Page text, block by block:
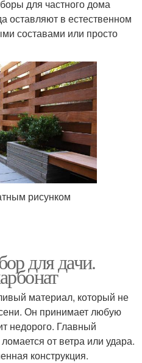
для частного дома
оставляют в естественном
составами или просто
рисунком
для дачи.
материал, который не
Он принимает любую
недорого. Главный
от ветра или удара.
конструкция.